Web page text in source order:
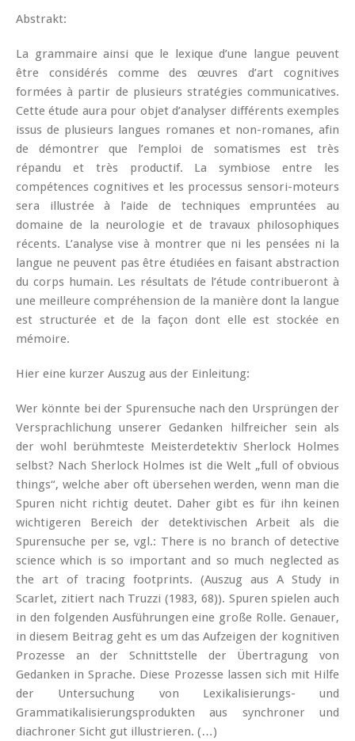
Abstrakt:
La grammaire ainsi que le lexique d’une langue peuvent
être considérés comme des œuvres d’art cognitives
formées à partir de plusieurs stratégies communicatives.
Cette étude aura pour objet d’analyser différents exemples
issus de plusieurs langues romanes et non-romanes, afin
de démontrer que l’emploi de somatismes est très
répandu et très productif. La symbiose entre les
compétences cognitives et les processus sensori-moteurs
sera illustrée à l’aide de techniques empruntées au
domaine de la neurologie et de travaux philosophiques
récents. L’analyse vise à montrer que ni les pensées ni la
langue ne peuvent pas être étudiées en faisant abstraction
du corps humain. Les résultats de l’étude contribueront à
une meilleure compréhension de la manière dont la langue
est structurée et de la façon dont elle est stockée en
mémoire.
Hier eine kurzer Auszug aus der Einleitung:
Wer könnte bei der Spurensuche nach den Ursprüngen der
Versprachlichung unserer Gedanken hilfreicher sein als
der wohl berühmteste Meisterdetektiv Sherlock Holmes
selbst? Nach Sherlock Holmes ist die Welt „full of obvious
things“, welche aber oft übersehen werden, wenn man die
Spuren nicht richtig deutet. Daher gibt es für ihn keinen
wichtigeren Bereich der detektivischen Arbeit als die
Spurensuche per se, vgl.: There is no branch of detective
science which is so important and so much neglected as
the art of tracing footprints. (Auszug aus A Study in
Scarlet, zitiert nach Truzzi (1983, 68)). Spuren spielen auch
in den folgenden Ausführungen eine große Rolle. Genauer,
in diesem Beitrag geht es um das Aufzeigen der kognitiven
Prozesse an der Schnittstelle der Übertragung von
Gedanken in Sprache. Diese Prozesse lassen sich mit Hilfe
der Untersuchung von Lexikalisierungs- und
Grammatikalisierungsprodukten aus synchroner und
diachroner Sicht gut illustrieren. (…)